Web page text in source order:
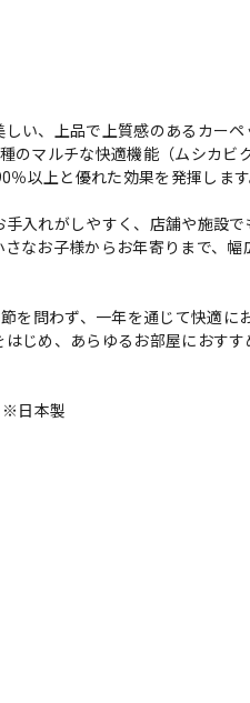
い、上品で上質感のあるカーペ
のマルチな快適機能（ムシカビ
以上と優れた効果を発揮します
入れがしやすく、店舗や施設
なお子様からお年寄りまで、幅
を問わず、一年を通じて快適に
じめ、あらゆるお部屋におすす
※日本製